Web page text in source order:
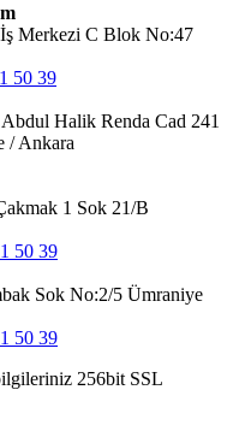
Merkezi C Blok No:47
50 39
Halik Renda Cad 241
/ Ankara
1 Sok 21/B
50 39
Sok No:2/5 Ümraniye
50 39
256bit SSL